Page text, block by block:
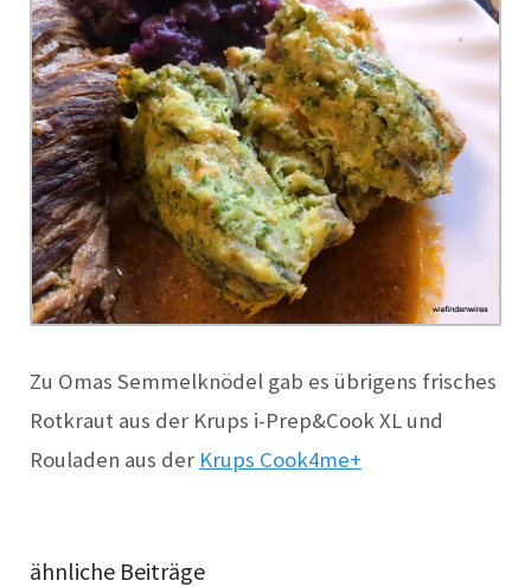
Zu Omas Semmelknödel gab es übrigens frisches
Rotkraut aus der Krups i-Prep&Cook XL und
Rouladen aus der Krups Cook4me+
ähnliche Beiträge